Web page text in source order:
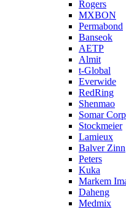
Rogers
MXBON
Permabond
Banseok
AETP
Almit
t-Global
Everwide
RedRing
Shenmao
Somar
Stockmeier
Lamieux
Balver Zinn
Peters
Kuka
Markem
Daheng
Medmix